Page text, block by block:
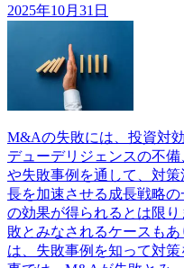
2025年10月31日
M&Aの失敗には、投資対
デューデリジェンスの不
や失敗事例を通して、対
長を加速させる成長戦略
の効果が得られるとは限
敗とみなされるケースも
は、失敗事例を知って対